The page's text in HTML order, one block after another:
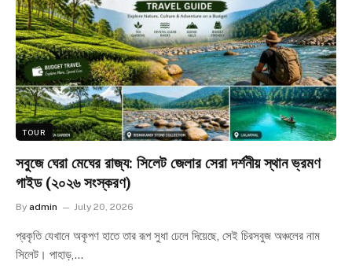
TOUR
সবুজে ঘেরা মেঘের রাজ্য: সিলেট জেলার সেরা দর্শনীয় স্থান ভ্রমণ
গাইড (২০২৬ সংস্করণ)
By admin July 20, 2026
প্রকৃতি যেখানে অকৃপণ হাতে তার রূপ সুধা ঢেলে দিয়েছে, সেই চিরসবুজ অঞ্চলের নাম
সিলেট। পাহাড়,…